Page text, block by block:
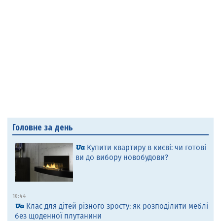
Головне за день
Купити квартиру в києві: чи готові
ви до вибору новобудови?
10:44
Клас для дітей різного зросту: як розподілити меблі
без щоденної плутанини